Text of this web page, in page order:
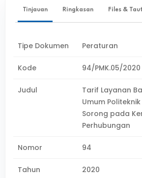
Tinjauan Ringkasan Files &
Tipe Dokumen Peraturan
Kode 94/PMK.05/2020
Judul
Tarif Layanan
Umum
Sorong pada
Perhubungan
Nomor 94
Tahun 2020